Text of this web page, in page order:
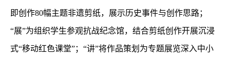
即创作80幅主题非遗剪纸，展示历史事件与创作思路；
“展”为组织学生参观抗战纪念馆，结合剪纸创作开展沉浸
式“移动红色课堂”；“讲”将作品策划为专题展览深入中小